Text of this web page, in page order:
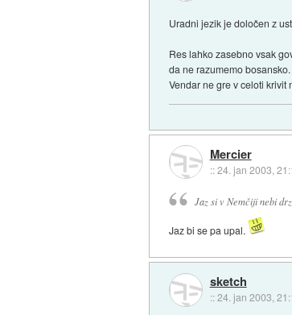
Uradni jezik je določen z
Res lahko zasebno vsak
da ne razumemo bosansko.
Vendar ne gre v celoti
Mercier
::24. jan 2003,
Jaz si v Nemčiji nebi
Jaz bi se pa upal.
sketch
::24. jan 2003,